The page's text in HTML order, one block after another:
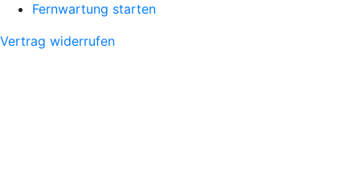
Fernwartung starten
Vertrag widerrufen